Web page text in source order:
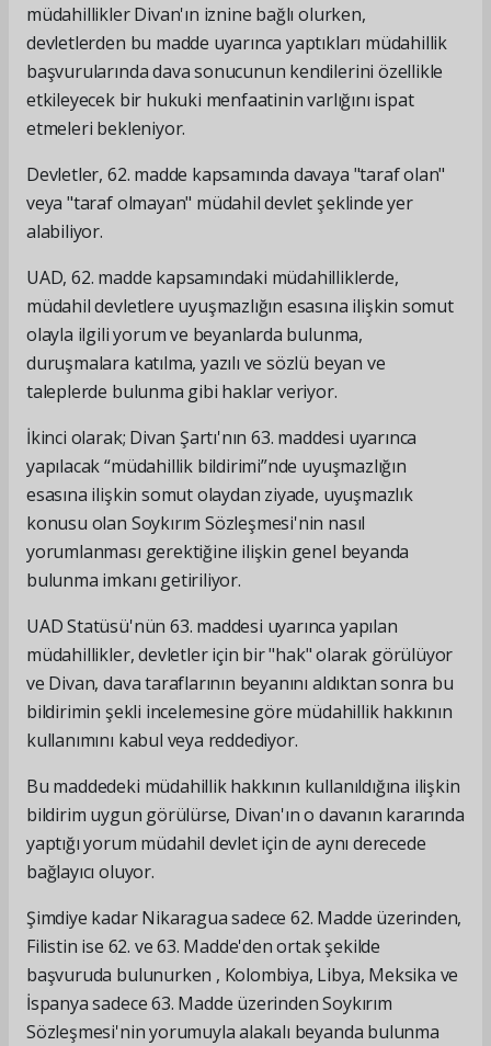
müdahillikler Divan'ın iznine bağlı olurken,
devletlerden bu madde uyarınca yaptıkları müdahillik
başvurularında dava sonucunun kendilerini özellikle
etkileyecek bir hukuki menfaatinin varlığını ispat
etmeleri bekleniyor.
Devletler, 62. madde kapsamında davaya "taraf olan"
veya "taraf olmayan" müdahil devlet şeklinde yer
alabiliyor.
UAD, 62. madde kapsamındaki müdahilliklerde,
müdahil devletlere uyuşmazlığın esasına ilişkin somut
olayla ilgili yorum ve beyanlarda bulunma,
duruşmalara katılma, yazılı ve sözlü beyan ve
taleplerde bulunma gibi haklar veriyor.
İkinci olarak; Divan Şartı'nın 63. maddesi uyarınca
yapılacak “müdahillik bildirimi”nde uyuşmazlığın
esasına ilişkin somut olaydan ziyade, uyuşmazlık
konusu olan Soykırım Sözleşmesi'nin nasıl
yorumlanması gerektiğine ilişkin genel beyanda
bulunma imkanı getiriliyor.
UAD Statüsü'nün 63. maddesi uyarınca yapılan
müdahillikler, devletler için bir "hak" olarak görülüyor
ve Divan, dava taraflarının beyanını aldıktan sonra bu
bildirimin şekli incelemesine göre müdahillik hakkının
kullanımını kabul veya reddediyor.
Bu maddedeki müdahillik hakkının kullanıldığına ilişkin
bildirim uygun görülürse, Divan'ın o davanın kararında
yaptığı yorum müdahil devlet için de aynı derecede
bağlayıcı oluyor.
Şimdiye kadar Nikaragua sadece 62. Madde üzerinden,
Filistin ise 62. ve 63. Madde'den ortak şekilde
başvuruda bulunurken , Kolombiya, Libya, Meksika ve
İspanya sadece 63. Madde üzerinden Soykırım
Sözleşmesi'nin yorumuyla alakalı beyanda bulunma